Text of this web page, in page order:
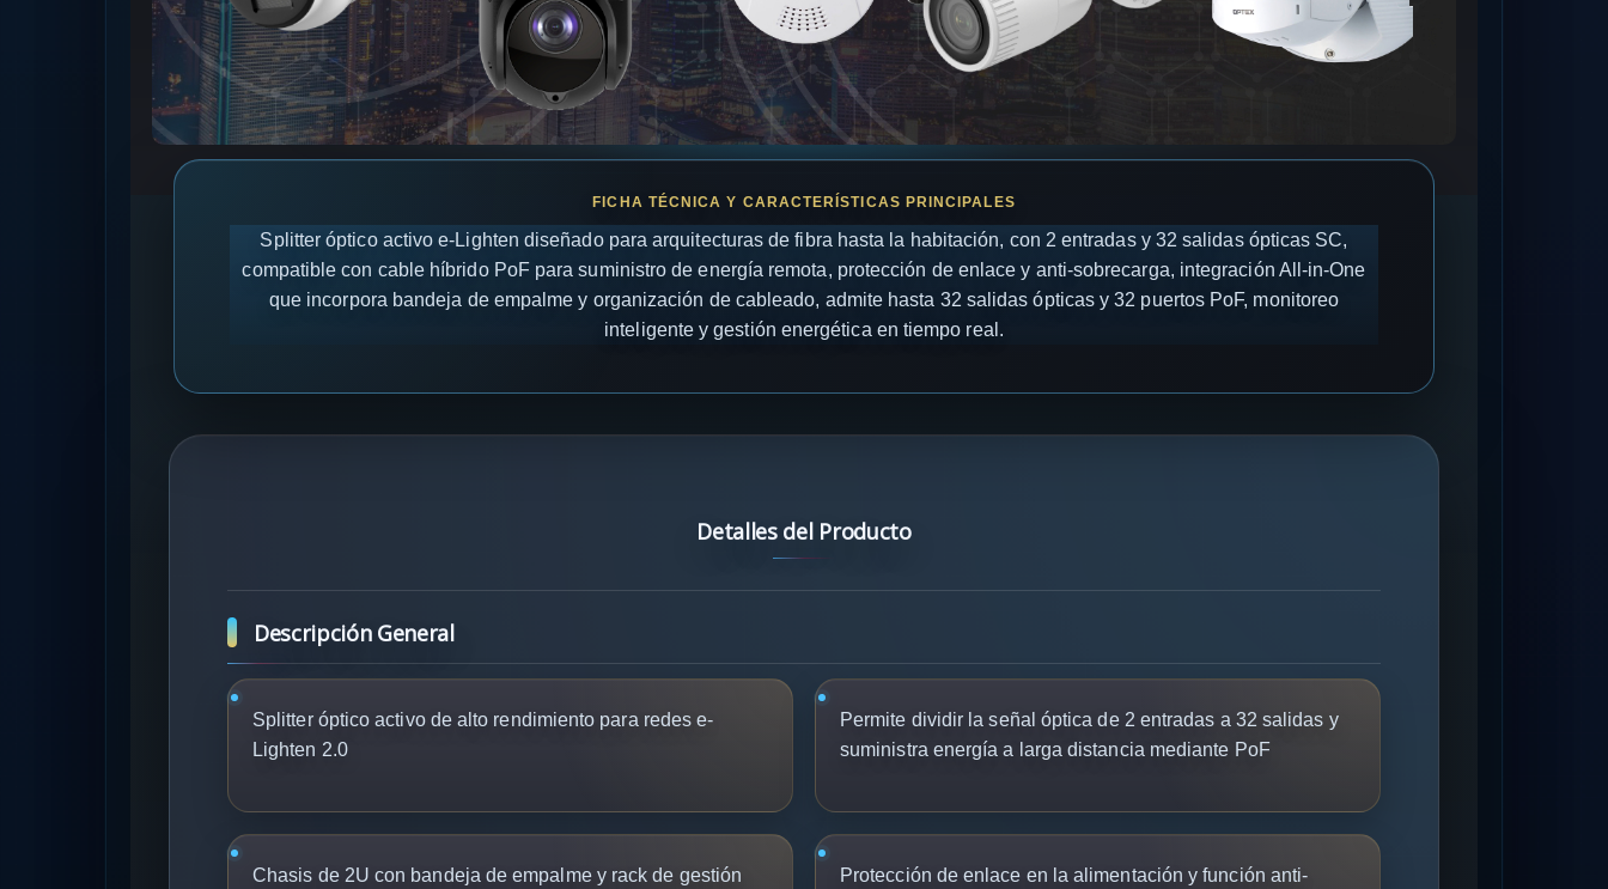
Splitter óptico activo e-Lighten diseñado para arquitecturas de fibra hasta la habitación, con 2 entradas y 32 salidas ópticas SC,
compatible con cable híbrido PoF para suministro de energía remota, protección de enlace y anti-sobrecarga, integración All-in-One
que incorpora bandeja de empalme y organización de cableado, admite hasta 32 salidas ópticas y 32 puertos PoF, monitoreo
inteligente y gestión energética en tiempo real.
Detalles del Producto
Descripción General
Splitter óptico activo de alto rendimiento para redes e-
Lighten 2.0
Permite dividir la señal óptica de 2 entradas a 32 salidas y
suministra energía a larga distancia mediante PoF
Chasis de 2U con bandeja de empalme y rack de gestión
Protección de enlace en la alimentación y función anti-